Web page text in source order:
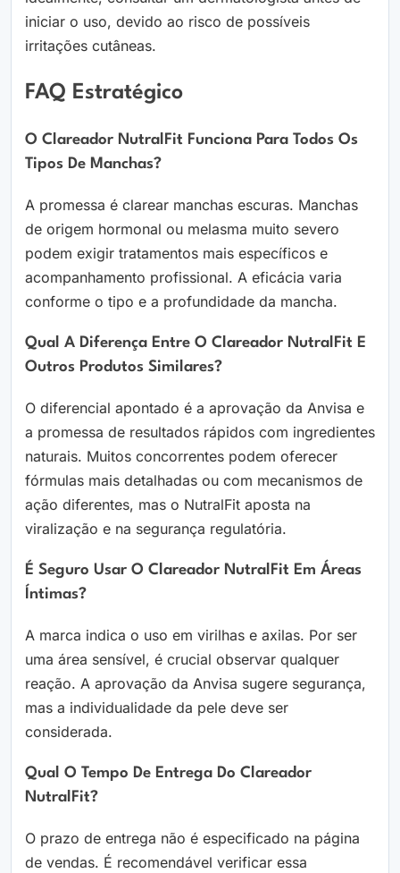
iniciar o uso, devido ao risco de possíveis
irritações cutâneas.
FAQ Estratégico
O Clareador NutralFit Funciona Para Todos Os
Tipos De Manchas?
A promessa é clarear manchas escuras. Manchas
de origem hormonal ou melasma muito severo
podem exigir tratamentos mais específicos e
acompanhamento profissional. A eficácia varia
conforme o tipo e a profundidade da mancha.
Qual A Diferença Entre O Clareador NutralFit E
Outros Produtos Similares?
O diferencial apontado é a aprovação da Anvisa e
a promessa de resultados rápidos com ingredientes
naturais. Muitos concorrentes podem oferecer
fórmulas mais detalhadas ou com mecanismos de
ação diferentes, mas o NutralFit aposta na
viralização e na segurança regulatória.
É Seguro Usar O Clareador NutralFit Em Áreas
Íntimas?
A marca indica o uso em virilhas e axilas. Por ser
uma área sensível, é crucial observar qualquer
reação. A aprovação da Anvisa sugere segurança,
mas a individualidade da pele deve ser
considerada.
Qual O Tempo De Entrega Do Clareador
NutralFit?
O prazo de entrega não é especificado na página
de vendas. É recomendável verificar essa